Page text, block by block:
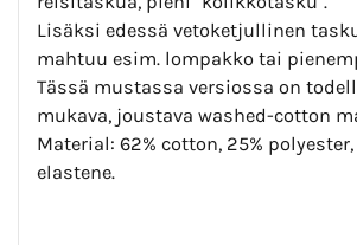
Lisäksi edessä vetoketjullinen
mahtuu esim. lompakko tai
Tässä mustassa versiossa on
mukava, joustava washed-cotton
Material: 62% cotton, 25% polyester,
elastene.